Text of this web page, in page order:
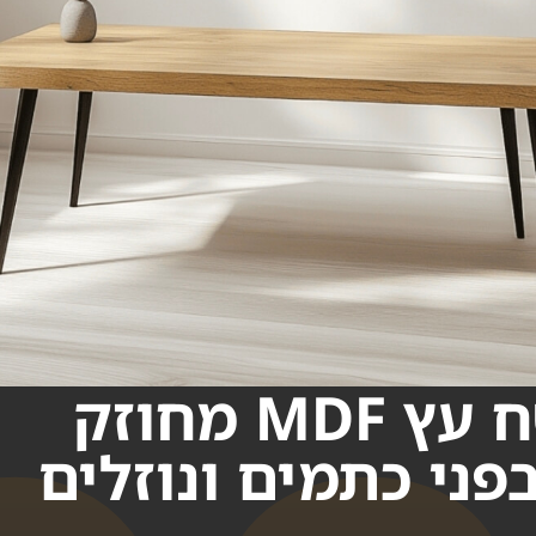
משטח עץ MDF מחוזק
כתמים ונוזלים